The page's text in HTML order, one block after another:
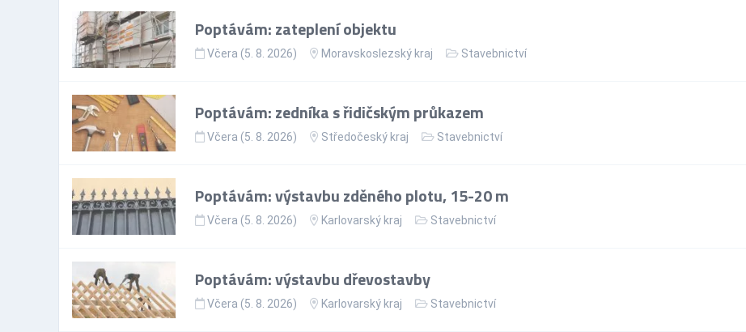
Poptávám: zateplení objektu
Včera (5. 8. 2026) Moravskoslezský kraj Stavebnictví
Poptávám: zedníka s řidičským průkazem
Včera (5. 8. 2026) Středočeský kraj Stavebnictví
Poptávám: výstavbu zděného plotu, 15-20 m
Včera (5. 8. 2026) Karlovarský kraj Stavebnictví
Poptávám: výstavbu dřevostavby
Včera (5. 8. 2026) Karlovarský kraj Stavebnictví